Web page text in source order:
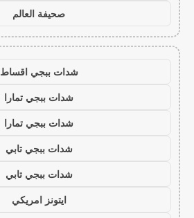
صحيفة العالم
شدات ببجي اقساط
شدات ببجي تمارا
شدات ببجي تمارا
شدات ببجي تابي
شدات ببجي تابي
ايتونز امريكي